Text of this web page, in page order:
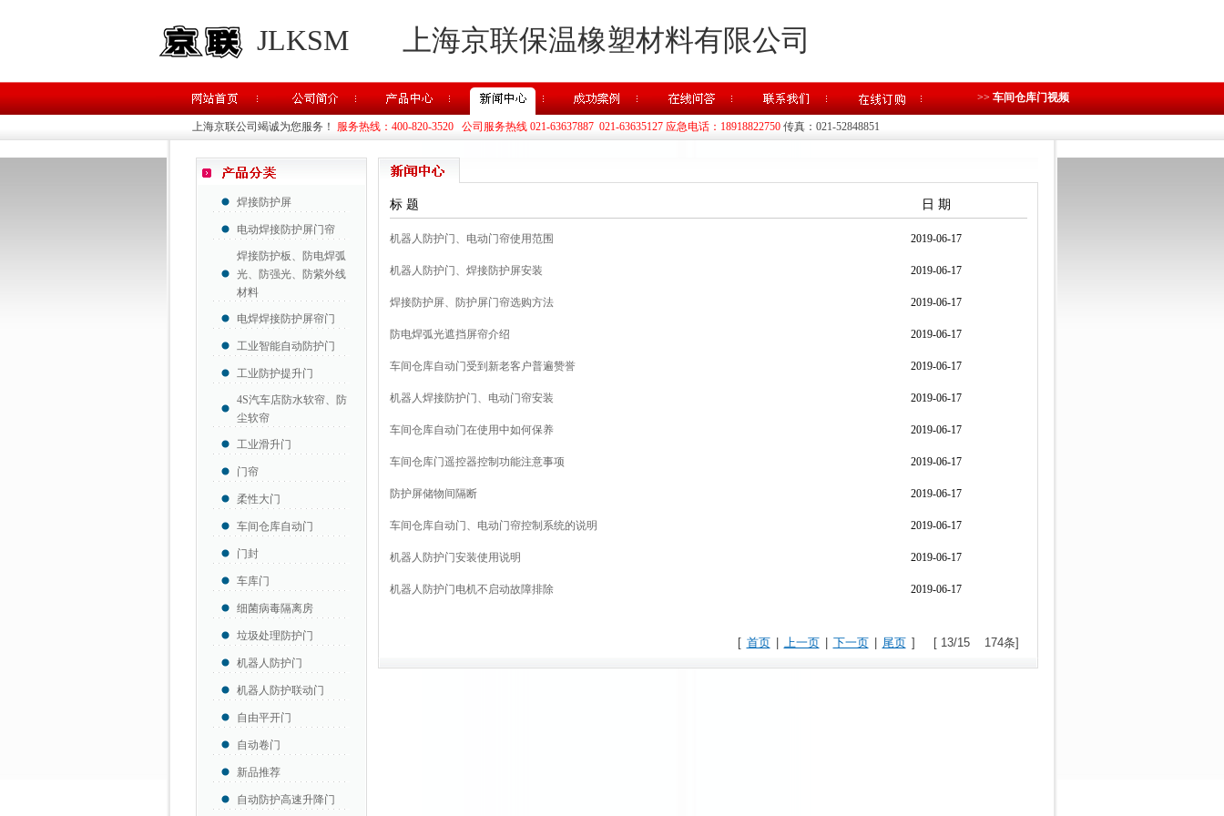
JLKSM 上海京联保温橡塑材料有限公司
>> 车间仓库门视频
上海京联公司竭诚为您服务！ 服务热线：400-820-3520 公司服务热线 021-63637887 021-63635127 应急电话：18918822750传真：021-52848851
焊接防护屏
电动焊接防护屏门帘
焊接防护板、防电焊弧
光、防强光、防紫外线
材料
电焊焊接防护屏帘门
工业智能自动防护门
工业防护提升门
4S汽车店防水软帘、防
尘软帘
工业滑升门
门帘
柔性大门
车间仓库自动门
门封
车库门
细菌病毒隔离房
垃圾处理防护门
机器人防护门
机器人防护联动门
自由平开门
自动卷门
新品推荐
自动防护高速升降门
标 题 日 期
机器人防护门、电动门帘使用范围 2019-06-17
机器人防护门、焊接防护屏安装 2019-06-17
焊接防护屏、防护屏门帘选购方法 2019-06-17
防电焊弧光遮挡屏帘介绍 2019-06-17
车间仓库自动门受到新老客户普遍赞誉 2019-06-17
机器人焊接防护门、电动门帘安装 2019-06-17
车间仓库自动门在使用中如何保养 2019-06-17
车间仓库门遥控器控制功能注意事项 2019-06-17
防护屏储物间隔断 2019-06-17
车间仓库自动门、电动门帘控制系统的说明 2019-06-17
机器人防护门安装使用说明 2019-06-17
机器人防护门电机不启动故障排除 2019-06-17
[ 首页 上一页 下一页 尾页 ] [ 13/15 174条]